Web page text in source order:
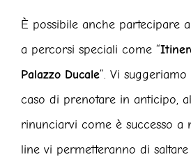
È possibile anche partecipare
a percorsi speciali come “
Palazzo Ducale”. Vi
caso di prenotare in anticipo,
rinunciarvi come è successo a
line vi permetteranno di